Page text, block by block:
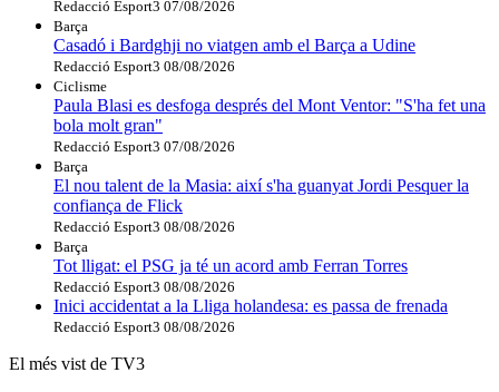
Redacció Esport3 07/08/2026
Barça
Casadó i Bardghji no viatgen amb el Barça a Udine
Redacció Esport3 08/08/2026
Ciclisme
Paula Blasi es desfoga després del Mont Ventor: "S'ha fet una
bola molt gran"
Redacció Esport3 07/08/2026
Barça
El nou talent de la Masia: així s'ha guanyat Jordi Pesquer la
confiança de Flick
Redacció Esport3 08/08/2026
Barça
Tot lligat: el PSG ja té un acord amb Ferran Torres
Redacció Esport3 08/08/2026
Inici accidentat a la Lliga holandesa: es passa de frenada
Redacció Esport3 08/08/2026
El més vist de TV3